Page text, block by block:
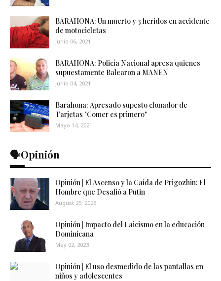
BARAHONA: Un muerto y 3 heridos en accidente
de motocicletas
Junio 06, 2021
BARAHONA: Policía Nacional apresa quienes
supuestamente Balearon a MANEN
Junio 04, 2021
Barahona: Apresado supesto clonador de
Tarjetas "Comer es primero"
Mayo 14, 2021
🗣️Opinión
Opinión | El Ascenso y la Caída de Prigozhin: El
Hombre que Desafió a Putin
August 25, 2023
Opinión | Impacto del Laicismo en la educación
Dominicana
May 02, 2023
Opinión | El uso desmedido de las pantallas en
niños y adolescentes